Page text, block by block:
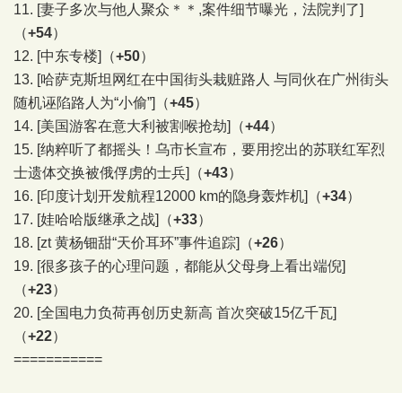
11. [妻子多次与他人聚众＊＊,案件细节曝光，法院判了]
（+54）
12. [中东专楼] （+50）
13. [哈萨克斯坦网红在中国街头栽赃路人 与同伙在广州街头
随机诬陷路人为“小偷”]
（+45）
14. [美国游客在意大利被割喉抢劫] （+44）
15. [纳粹听了都摇头！乌市长宣布，要用挖出的苏联红军烈
士遗体交换被俄俘虏的士兵]
（+43）
16. [印度计划开发航程12000 km的隐身轰炸机] （+34）
17. [娃哈哈版继承之战] （+33）
18. [zt 黄杨钿甜“天价耳环”事件追踪] （+26）
19. [很多孩子的心理问题，都能从父母身上看出端倪]
（+23）
20. [全国电力负荷再创历史新高 首次突破15亿千瓦]
（+22）
===========